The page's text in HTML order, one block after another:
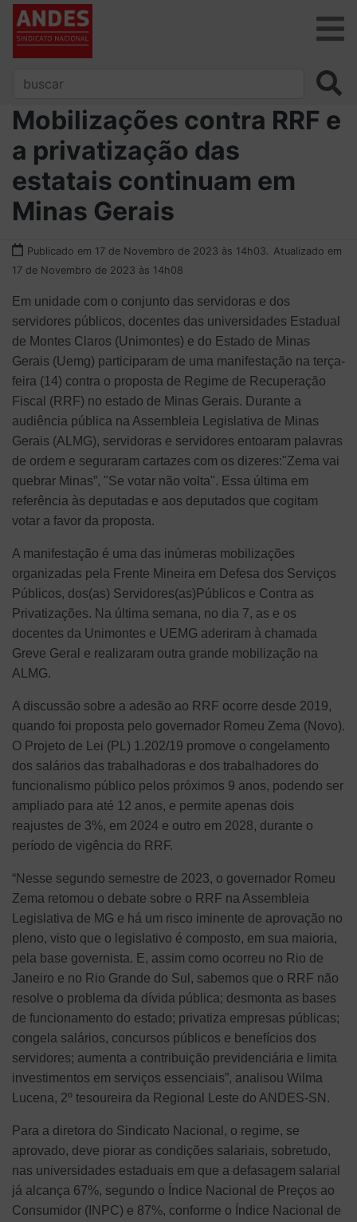
Mobilizações contra RRF e
a privatização das
estatais continuam em
Minas Gerais
Publicado em 17 de Novembro de 2023 às 14h03.
Atualizado em
17 de Novembro de 2023 às 14h08
Em unidade com o conjunto das servidoras e dos
servidores públicos, docentes das universidades Estadual
de Montes Claros (Unimontes) e do Estado de Minas
Gerais (Uemg) participaram de uma manifestação na terça-
feira (14) contra o proposta de Regime de Recuperação
Fiscal (RRF) no estado de Minas Gerais. Durante a
audiência pública na Assembleia Legislativa de Minas
Gerais (ALMG), servidoras e servidores entoaram palavras
de ordem e seguraram cartazes com os dizeres:"Zema vai
quebrar Minas”, "Se votar não volta". Essa última em
referência às deputadas e aos deputados que cogitam
votar a favor da proposta.
A manifestação é uma das inúmeras mobilizações
organizadas pela Frente Mineira em Defesa dos Serviços
Públicos, dos(as) Servidores(as)Públicos e Contra as
Privatizações. Na última semana, no dia 7, as e os
docentes da Unimontes e UEMG aderiram à chamada
Greve Geral e realizaram outra grande mobilização na
ALMG.
A discussão sobre a adesão ao RRF ocorre desde 2019,
quando foi proposta pelo governador Romeu Zema (Novo).
O Projeto de Lei (PL) 1.202/19 promove o congelamento
dos salários das trabalhadoras e dos trabalhadores do
funcionalismo público pelos próximos 9 anos, podendo ser
ampliado para até 12 anos, e permite apenas dois
reajustes de 3%, em 2024 e outro em 2028, durante o
período de vigência do RRF.
“Nesse segundo semestre de 2023, o governador Romeu
Zema retomou o debate sobre o RRF na Assembleia
Legislativa de MG e há um risco iminente de aprovação no
pleno, visto que o legislativo é composto, em sua maioria,
pela base governista. E, assim como ocorreu no Rio de
Janeiro e no Rio Grande do Sul, sabemos que o RRF não
resolve o problema da dívida pública; desmonta as bases
de funcionamento do estado; privatiza empresas públicas;
congela salários, concursos públicos e benefícios dos
servidores; aumenta a contribuição previdenciária e limita
investimentos em serviços essenciais”, analisou Wilma
Lucena, 2º tesoureira da Regional Leste do ANDES-SN.
Para a diretora do Sindicato Nacional, o regime, se
aprovado, deve piorar as condições salariais, sobretudo,
nas universidades estaduais em que a defasagem salarial
já alcança 67%, segundo o Índice Nacional de Preços ao
Consumidor (INPC) e 87%, conforme o Índice Nacional de